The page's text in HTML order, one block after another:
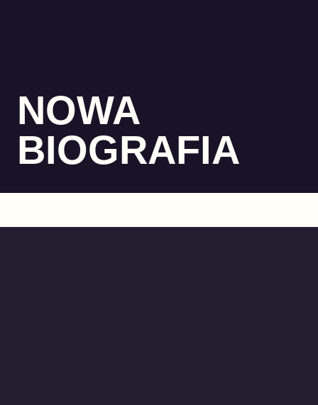
NOWA
BIOGRAFIA